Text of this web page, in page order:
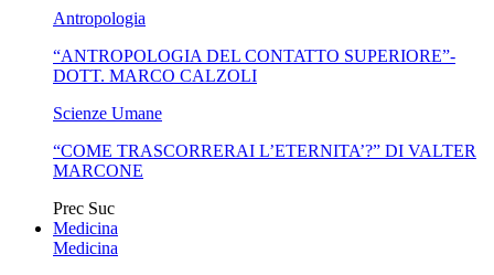
Antropologia
“ANTROPOLOGIA DEL CONTATTO SUPERIORE”-
DOTT. MARCO CALZOLI
Scienze Umane
“COME TRASCORRERAI L’ETERNITA’?” DI VALTER
MARCONE
Prec Suc
Medicina
Medicina